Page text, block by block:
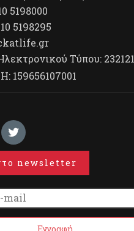
5198000
5198295
Τύπου: 232121
159656107001
newsletter